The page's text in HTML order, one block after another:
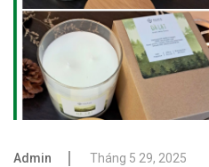
Admin Tháng 5 29, 2025